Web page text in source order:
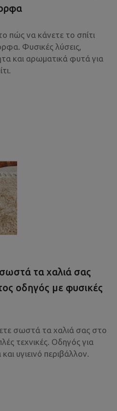
πώς να κάνετε το σπίτι
Φυσικές λύσεις,
και αρωματικά φυτά για
τα χαλιά σας
οδηγός με φυσικές
σωστά τα χαλιά σας στο
τεχνικές. Οδηγός για
υγιεινό περιβάλλον.